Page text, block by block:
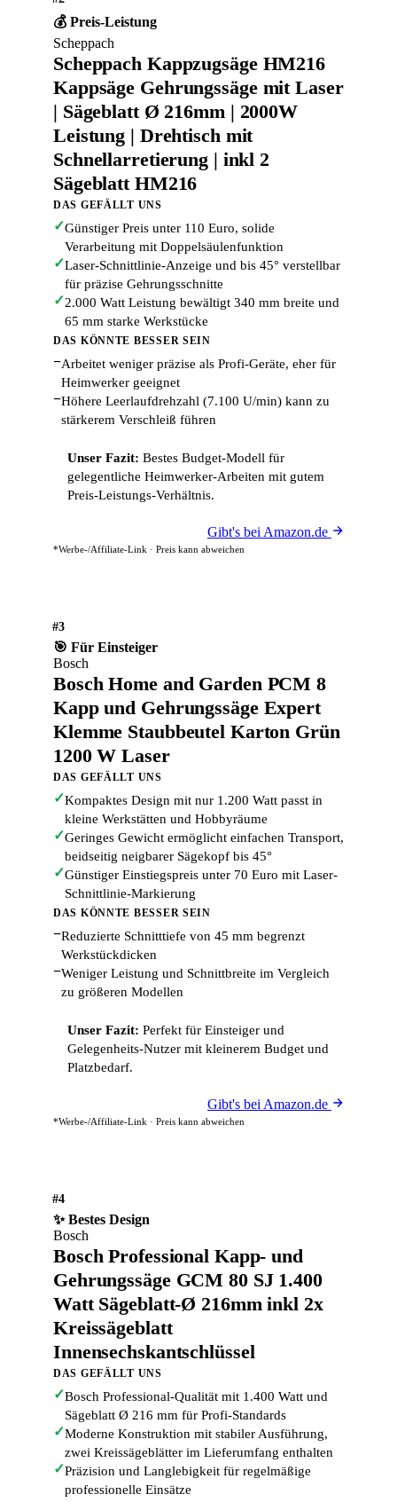
💰 Preis-Leistung
Scheppach
Scheppach Kappzugsäge HM216
Kappsäge Gehrungssäge mit Laser
| Sägeblatt Ø 216mm | 2000W
Leistung | Drehtisch mit
Schnellarretierung | inkl 2
Sägeblatt HM216
DAS GEFÄLLT UNS
✓Günstiger Preis unter 110 Euro, solide
Verarbeitung mit Doppelsäulenfunktion
✓Laser-Schnittlinie-Anzeige und bis 45° verstellbar
für präzise Gehrungsschnitte
✓2.000 Watt Leistung bewältigt 340 mm breite und
65 mm starke Werkstücke
DAS KÖNNTE BESSER SEIN
−Arbeitet weniger präzise als Profi-Geräte, eher für
Heimwerker geeignet
−Höhere Leerlaufdrehzahl (7.100 U/min) kann zu
stärkerem Verschleiß führen
Unser Fazit: Bestes Budget-Modell für
gelegentliche Heimwerker-Arbeiten mit gutem
Preis-Leistungs-Verhältnis.
Gibt's bei Amazon.de
*Werbe-/Affiliate-Link · Preis kann abweichen
#3
🎯 Für Einsteiger
Bosch
Bosch Home and Garden PCM 8
Kapp und Gehrungssäge Expert
Klemme Staubbeutel Karton Grün
1200 W Laser
DAS GEFÄLLT UNS
✓Kompaktes Design mit nur 1.200 Watt passt in
kleine Werkstätten und Hobbyräume
✓Geringes Gewicht ermöglicht einfachen Transport,
beidseitig neigbarer Sägekopf bis 45°
✓Günstiger Einstiegspreis unter 70 Euro mit Laser-
Schnittlinie-Markierung
DAS KÖNNTE BESSER SEIN
−Reduzierte Schnitttiefe von 45 mm begrenzt
Werkstückdicken
−Weniger Leistung und Schnittbreite im Vergleich
zu größeren Modellen
Unser Fazit: Perfekt für Einsteiger und
Gelegenheits-Nutzer mit kleinerem Budget und
Platzbedarf.
Gibt's bei Amazon.de
*Werbe-/Affiliate-Link · Preis kann abweichen
#4
✨ Bestes Design
Bosch
Bosch Professional Kapp- und
Gehrungssäge GCM 80 SJ 1.400
Watt Sägeblatt-Ø 216mm inkl 2x
Kreissägeblatt
Innensechskantschlüssel
DAS GEFÄLLT UNS
✓Bosch Professional-Qualität mit 1.400 Watt und
Sägeblatt Ø 216 mm für Profi-Standards
✓Moderne Konstruktion mit stabiler Ausführung,
zwei Kreissägeblätter im Lieferumfang enthalten
✓Präzision und Langlebigkeit für regelmäßige
professionelle Einsätze